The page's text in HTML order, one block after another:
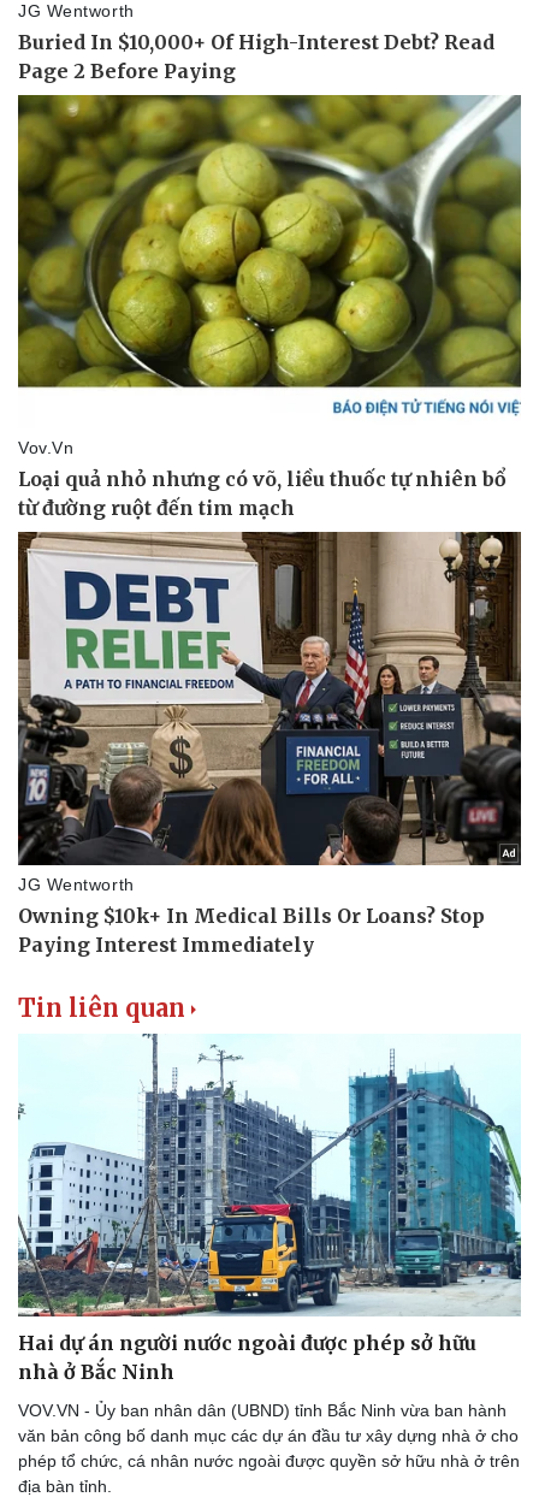
eSports
Hậu trường
Tin liên quan
Hai dự án người nước ngoài được phép sở hữu
nhà ở Bắc Ninh
VOV.VN - Ủy ban nhân dân (UBND) tỉnh Bắc Ninh vừa ban hành
văn bản công bố danh mục các dự án đầu tư xây dựng nhà ở cho
phép tổ chức, cá nhân nước ngoài được quyền sở hữu nhà ở trên
địa bàn tỉnh.